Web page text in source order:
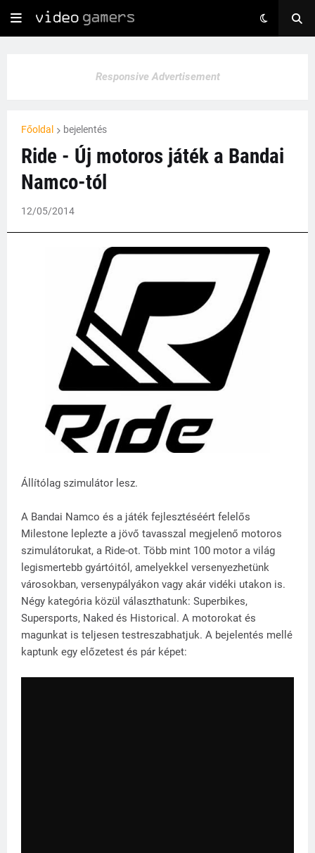
Responsive Advertisement
Főoldal bejelentés
Ride - Új motoros játék a Bandai
Namco-tól
12/05/2014
Állítólag szimulátor lesz.
A Bandai Namco és a játék fejlesztéséért felelős
Milestone leplezte a jövő tavasszal megjelenő motoros
szimulátorukat, a Ride-ot. Több mint 100 motor a világ
legismertebb gyártóitól, amelyekkel versenyezhetünk
városokban, versenypályákon vagy akár vidéki utakon is.
Négy kategória közül választhatunk: Superbikes,
Supersports, Naked és Historical. A motorokat és
magunkat is teljesen testreszabhatjuk. A bejelentés mellé
kaptunk egy előzetest és pár képet: